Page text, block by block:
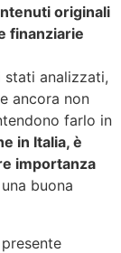
originali
finanziarie
analizzati,
ancora non
farlo in
in Italia, è
importanza
buona